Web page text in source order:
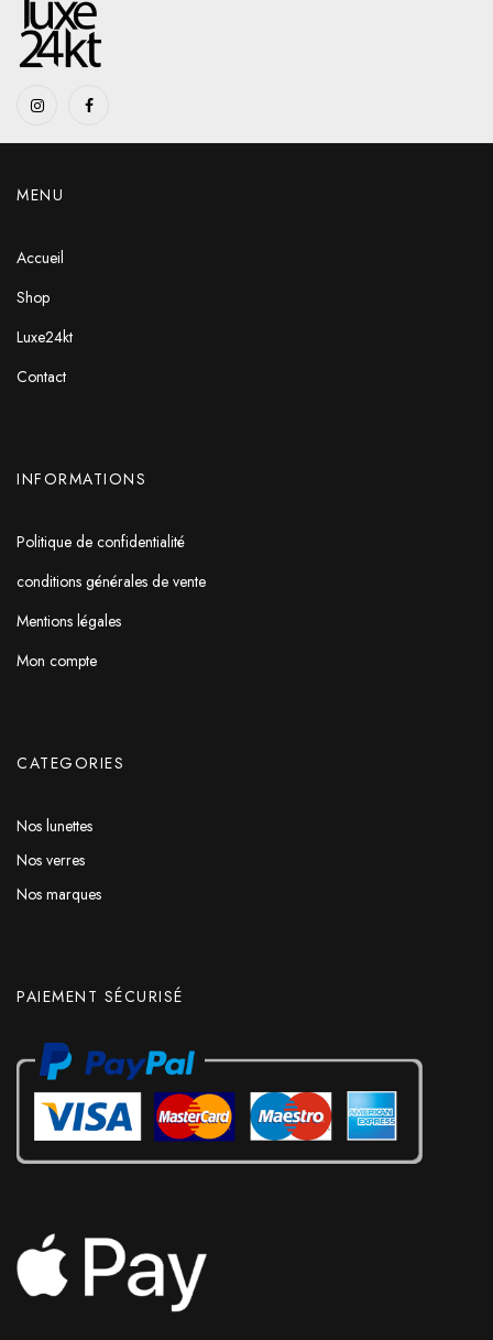
MENU
Accueil
Shop
Luxe24kt
Contact
INFORMATIONS
Politique de confidentialité
conditions générales de vente
Mentions légales
Mon compte
CATEGORIES
Nos lunettes
Nos verres
Nos marques
PAIEMENT SÉCURISÉ